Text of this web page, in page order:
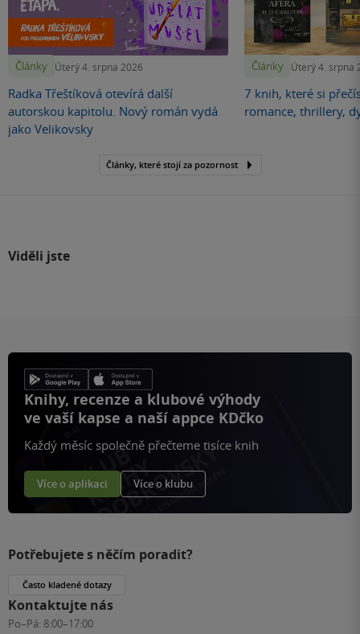
Články Úterý 4. srpna 2026
Radka Třeštíková otevírá další
autorskou kapitolu. Nový román vydá
jako Velikovsky
Články Úterý 4. srpna
7 knih, které si
romance, thrillery,
Články, které stojí za pozornost
Viděli jste
Knihy, recenze a klubové výhody
ve vaší kapse a naší appce KDčko
Každý měsíc společně přečteme tisíce knih
Více o aplikaci Více o klubu
Potřebujete s něčím poradit?
Často kladené dotazy
Kontaktujte nás
Po–Pá: 8:00–17:00